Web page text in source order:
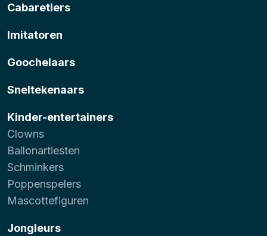
Cabaretiers
Imitatoren
Goochelaars
Sneltekenaars
Kinder-entertainers
Clowns
Ballonartiesten
Schminkers
Poppenspelers
Mascottefiguren
Jongleurs